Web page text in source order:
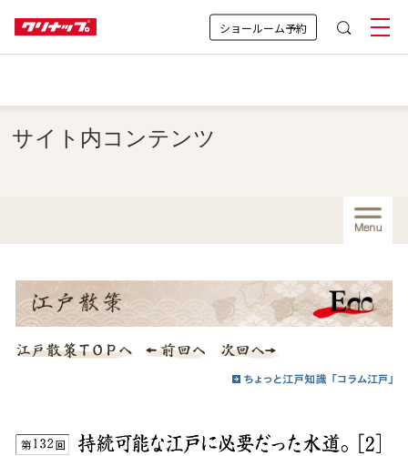
ショールーム予約
サイト内コンテンツ